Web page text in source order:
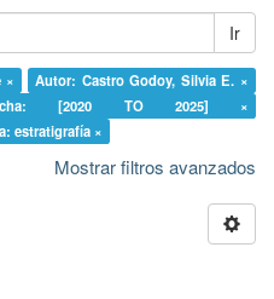
Ir
×
Autor: Castro Godoy, Silvia E. ×
[2020 TO 2025] ×
estratigrafía ×
Mostrar filtros avanzados